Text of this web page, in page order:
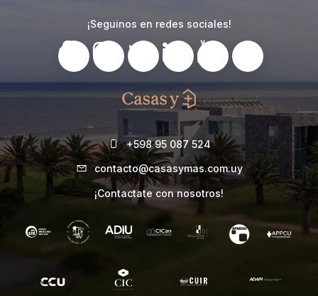
¡Seguinos en redes sociales!
+598 95 087 524
contacto@casasymas.com.uy
¡Contactate con nosotros!